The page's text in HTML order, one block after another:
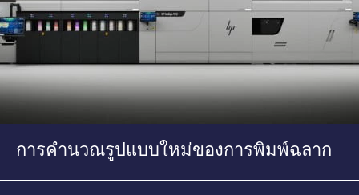
การคำนวณรูปแบบใหม่ของการพิมพ์ฉลาก